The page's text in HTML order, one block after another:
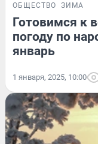
ОБЩЕСТВО ЗИМА
Готовимся к
погоду по
январь
1 января, 2025, 10:00